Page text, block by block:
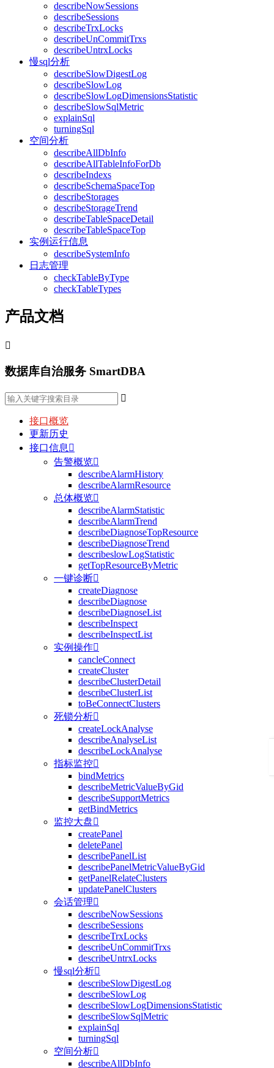
describeNowSessions
describeSessions
describeTrxLocks
describeUnCommitTrxs
describeUntrxLocks
慢sql分析
describeSlowDigestLog
describeSlowLog
describeSlowLogDimensionsStatistic
describeSlowSqlMetric
explainSql
turningSql
空间分析
describeAllDbInfo
describeAllTableInfoForDb
describeIndexs
describeSchemaSpaceTop
describeStorages
describeStorageTrend
describeTableSpaceDetail
describeTableSpaceTop
实例运行信息
describeSystemInfo
日志管理
checkTableByType
checkTableTypes
产品文档

数据库自治服务 SmartDBA

接口概览
更新历史
接口信息 
告警概览
describeAlarmHistory
describeAlarmResource
总体概览
describeAlarmStatistic
describeAlarmTrend
describeDiagnoseTopResource
describeDiagnoseTrend
describeslowLogStatistic
getTopResourceByMetric
一键诊断
createDiagnose
describeDiagnose
describeDiagnoseList
describeInspect
describeInspectList
实例操作
cancleConnect
createCluster
describeClusterDetail
describeClusterList
toBeConnectClusters
死锁分析
createLockAnalyse
describeAnalyseList
describeLockAnalyse
指标监控
bindMetrics
describeMetricValueByGid
describeSupportMetrics
getBindMetrics
监控大盘
createPanel
deletePanel
describePanelList
describePanelMetricValueByGid
getPanelRelateClusters
updatePanelClusters
会话管理
describeNowSessions
describeSessions
describeTrxLocks
describeUnCommitTrxs
describeUntrxLocks
慢sql分析
describeSlowDigestLog
describeSlowLog
describeSlowLogDimensionsStatistic
describeSlowSqlMetric
explainSql
turningSql
空间分析
describeAllDbInfo